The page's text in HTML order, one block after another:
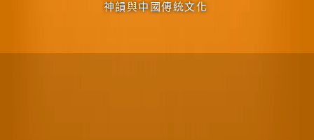
神韻與中國傳統文化